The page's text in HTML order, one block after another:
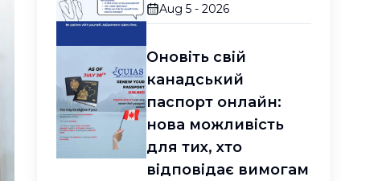
Aug 5 - 2026
Оновіть свій
канадський
паспорт онлайн:
нова можливість
для тих, хто
відповідає вимогам